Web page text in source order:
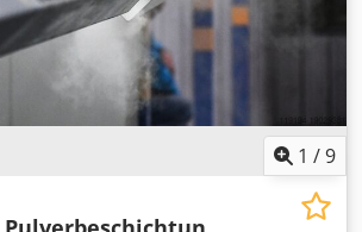
1 /9